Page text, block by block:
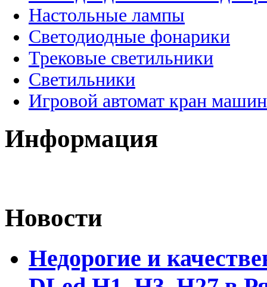
Настольные лампы
Светодиодные фонарики
Трековые светильники
Светильники
Игровой автомат кран
Информация
Новости
Недорогие и